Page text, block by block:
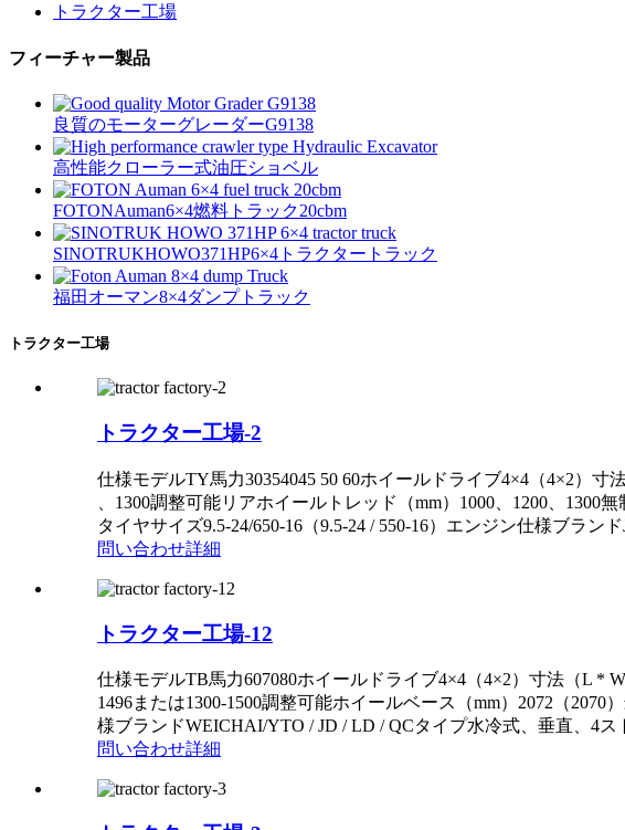
トラクター工場
フィーチャー製品
良質のモーターグレーダーG9138
高性能クローラー式油圧ショベル
FOTONAuman6×4燃料トラック20cbm
SINOTRUKHOWO371HP6×4トラクタートラック
福田オーマン8×4ダンプトラック
トラクター工場
トラクター工場-2
仕様モデルTY馬力30354045 50 60ホイールドライブ4×4（4×2）寸
、1300調整可能リアホイールトレッド（mm）1000、1200、
タイヤサイズ9.5-24/650-16（9.5-24 / 550-16）エンジン仕様ブラ
問い合わせ詳細
トラクター工場-12
仕様モデルTB馬力607080ホイールドライブ4×4（4×2）寸法（L *
1496または1300-1500調整可能ホイールベース（mm）2072（
様ブランドWEICHAI/YTO / JD / LD / QCタイプ水冷式、垂直、4ス
問い合わせ詳細